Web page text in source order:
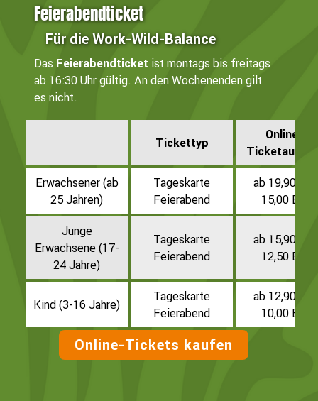
Feierabendticket
Für die Work-Wild-Balance
Das Feierabendticket ist montags bis freitags
ab 16:30 Uhr gültig. An den Wochenenden gilt
es nicht.
Tickettyp
Online &
Erwachsener (ab
25 Jahren)
Tageskarte
Feierabend
ab 19,90
15,00 EUR
Junge
Erwachsene (17-
24 Jahre)
Tageskarte
Feierabend
ab 15,90
12,50 EUR
Kind (3-16 Jahre)
Tageskarte
Feierabend
ab 12,90
10,00 EUR
Online-Tickets kaufen